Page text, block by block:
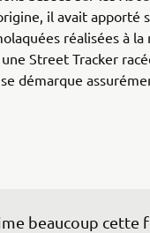
il avait apporté
réalisées à
Street Tracker
démarque
beaucoup cette